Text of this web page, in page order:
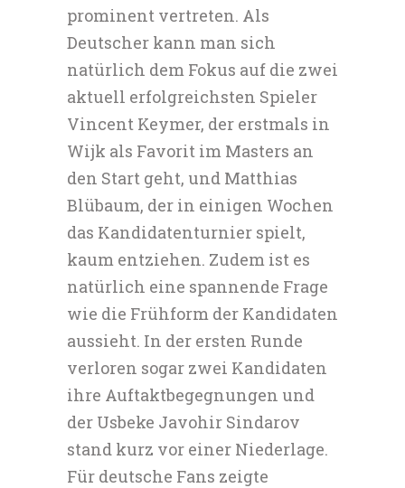
prominent vertreten. Als
Deutscher kann man sich
natürlich dem Fokus auf die zwei
aktuell erfolgreichsten Spieler
Vincent Keymer, der erstmals in
Wijk als Favorit im Masters an
den Start geht, und Matthias
Blübaum, der in einigen Wochen
das Kandidatenturnier spielt,
kaum entziehen. Zudem ist es
natürlich eine spannende Frage
wie die Frühform der Kandidaten
aussieht. In der ersten Runde
verloren sogar zwei Kandidaten
ihre Auftaktbegegnungen und
der Usbeke Javohir Sindarov
stand kurz vor einer Niederlage.
Für deutsche Fans zeigte